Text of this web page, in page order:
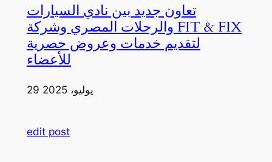
تعاون جديد بين نادي السيارات
والرحلات المصري وشركة FIT & FIX
لتقديم خدمات وعروض حصرية
للأعضاء
29 يوليو، 2025
edit post